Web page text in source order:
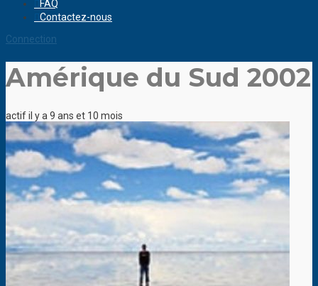
FAQ
Contactez-nous
Connection
Amérique du Sud 2002
actif il y a 9 ans et 10 mois